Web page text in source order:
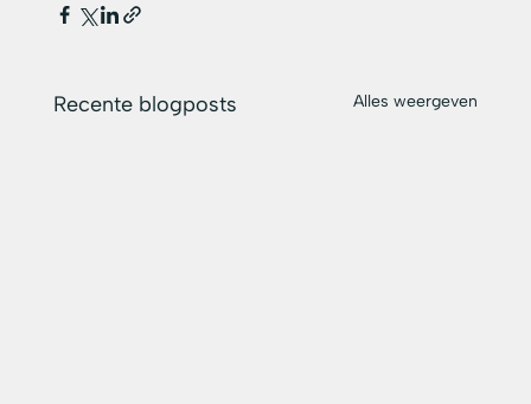
Recente blogposts Alles weergeven